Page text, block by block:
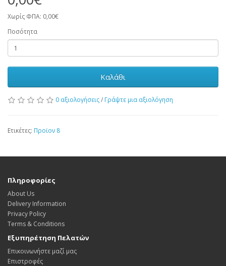
Χωρίς ΦΠΑ: 0,00€
Ποσότητα
Καλάθι
0 αξιολογήσεις/ Γράψτε μια αξιολόγηση
Ετικέτες: Προϊον 8
Πληροφορίες
About Us
Delivery Information
Privacy Policy
Terms & Conditions
Εξυπηρέτηση Πελατών
Επικοινωνήστε μαζί μας
Επιστροφές